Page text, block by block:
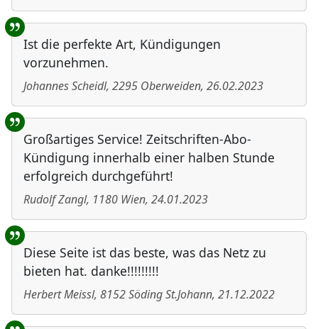
Ist die perfekte Art, Kündigungen
vorzunehmen.
Johannes Scheidl, 2295 Oberweiden, 26.02.2023
Großartiges Service! Zeitschriften-Abo-
Kündigung innerhalb einer halben Stunde
erfolgreich durchgeführt!
Rudolf Zangl, 1180 Wien, 24.01.2023
Diese Seite ist das beste, was das Netz zu
bieten hat. danke!!!!!!!!!
Herbert Meissl, 8152Söding St.Johann, 21.12.2022